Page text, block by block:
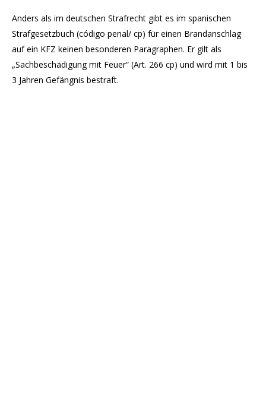
Anders als im deutschen Strafrecht gibt es im spanischen
Strafgesetzbuch (código penal/ cp) für einen Brandanschlag
auf ein KFZ keinen besonderen Paragraphen. Er gilt als
„Sachbeschädigung mit Feuer“ (Art. 266 cp) und wird mit 1 bis
3 Jahren Gefängnis bestraft.